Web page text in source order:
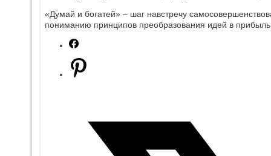
«Думай и богатей» – шаг навстречу
пониманию принципов преобразования идей в